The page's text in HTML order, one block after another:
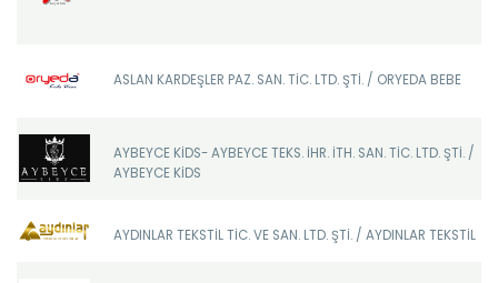
ASLAN KARDEŞLER PAZ. SAN. TİC. LTD. ŞTİ. / ORYEDA BEBE
AYBEYCE KİDS- AYBEYCE TEKS. İHR. İTH. SAN. TİC. LTD. ŞTİ. /
AYBEYCE KİDS
AYDINLAR TEKSTİL TİC. VE SAN. LTD. ŞTİ. / AYDINLAR TEKSTİL